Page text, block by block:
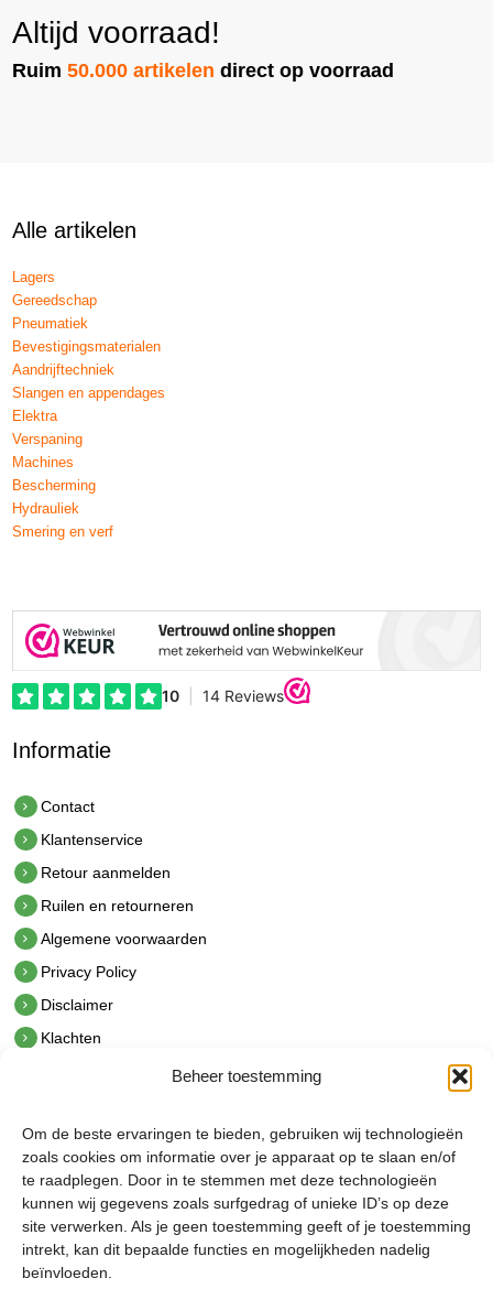
Beheer toestemming
Om de beste ervaringen te bieden, gebruiken wij technologieën
zoals cookies om informatie over je apparaat op te slaan en/of
te raadplegen. Door in te stemmen met deze technologieën
kunnen wij gegevens zoals surfgedrag of unieke ID’s op deze
site verwerken. Als je geen toestemming geeft of je toestemming
intrekt, kan dit bepaalde functies en mogelijkheden nadelig
beïnvloeden.
Altijd voorraad!
Ruim50.000 artikelen direct op voorraad
Alle artikelen
Lagers
Gereedschap
Pneumatiek
Bevestigingsmaterialen
Aandrijftechniek
Slangen en appendages
Elektra
Verspaning
Machines
Bescherming
Hydrauliek
Smering en verf
Informatie
Contact
Klantenservice
Retour aanmelden
Ruilen en retourneren
Algemene voorwaarden
Privacy Policy
Disclaimer
Klachten
hetindustriehuis B.V.
De Hoek 1 1601 MR Enkhuizen
t.0228 53 00 40
e.info@hetindustriehuis.com
KVK 51483904
BTW NL850044522B01